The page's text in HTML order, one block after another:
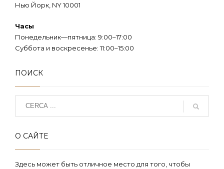
Нью Йорк, NY 10001
Часы
Понедельник—пятница: 9:00–17:00
Суббота и воскресенье: 11:00–15:00
ПОИСК
О САЙТЕ
Здесь может быть отличное место для того, чтобы